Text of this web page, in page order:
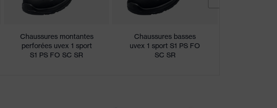
Chaussures montantes
perforées uvex 1 sport
S1 PS FO SC SR
Chaussures basses
uvex 1 sport S1 PS FO
SC SR